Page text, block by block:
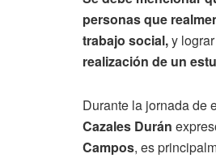
personas que
trabajo social,y lograr
realización de un
Durante la jornada de
Cazales Durán
Campos, es